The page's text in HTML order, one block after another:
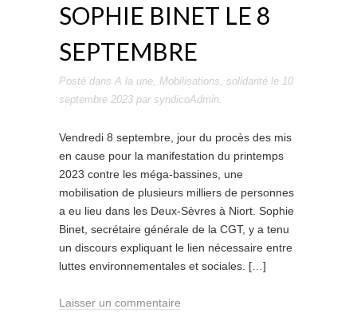
SOPHIE BINET LE 8
SEPTEMBRE
Posté dans A la une, Mobilisations, solidarité le 10
septembre 2023 par syndicoAdmin.
Vendredi 8 septembre, jour du procès des mis
en cause pour la manifestation du printemps
2023 contre les méga-bassines, une
mobilisation de plusieurs milliers de personnes
a eu lieu dans les Deux-Sèvres à Niort. Sophie
Binet, secrétaire générale de la CGT, y a tenu
un discours expliquant le lien nécessaire entre
luttes environnementales et sociales. […]
Laisser un commentaire